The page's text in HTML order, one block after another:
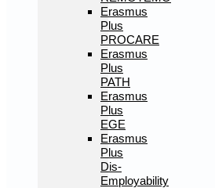
Erasmus
Plus
PROCARE
Erasmus
Plus
PATH
Erasmus
Plus
EGE
Erasmus
Plus
Dis-
Employability